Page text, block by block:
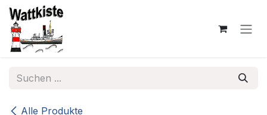
Zum Inhalt springen
Alle Produkte